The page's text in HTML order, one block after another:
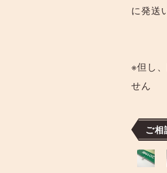
に発送
※但し
せん
ご相